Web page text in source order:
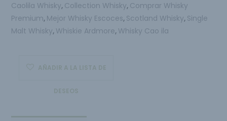
Caolila Whisky, Collection Whisky, Comprar Whisky
Premium, Mejor Whisky Escoces, Scotland Whisky, Single
Malt Whisky, Whiskie Ardmore, Whisky Cao ila
AÑADIR A LA LISTA DE
DESEOS